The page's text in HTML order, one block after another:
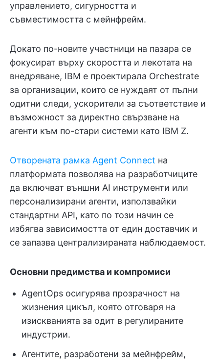
управлението, сигурността и
съвместимостта с мейнфрейм.
Докато по-новите участници на пазара се
фокусират върху скоростта и лекотата на
внедряване, IBM е проектирала Orchestrate
за организации, които се нуждаят от пълни
одитни следи, ускорители за съответствие и
възможност за директно свързване на
агенти към по-стари системи като IBM Z.
Отворената рамка Agent Connect на
платформата позволява на разработчиците
да включват външни AI инструменти или
персонализирани агенти, използвайки
стандартни API, като по този начин се
избягва зависимостта от един доставчик и
се запазва централизираната наблюдаемост.
Основни предимства и компромиси
AgentOps осигурява прозрачност на
жизнения цикъл, която отговаря на
изискванията за одит в регулираните
индустрии.
Агентите, разработени за мейнфрейм,